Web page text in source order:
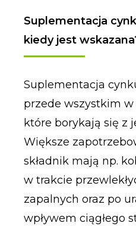
Suplementacja
kiedy jest
Suplementacja
przede wszystkim
które borykają się z
Większe
składnik mają np.
w trakcie
zapalnych oraz po
wpływem ciągłego